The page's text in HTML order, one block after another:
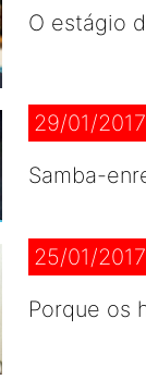
O estágio
29/01/2017
Samba-
25/01/2017
Porque os